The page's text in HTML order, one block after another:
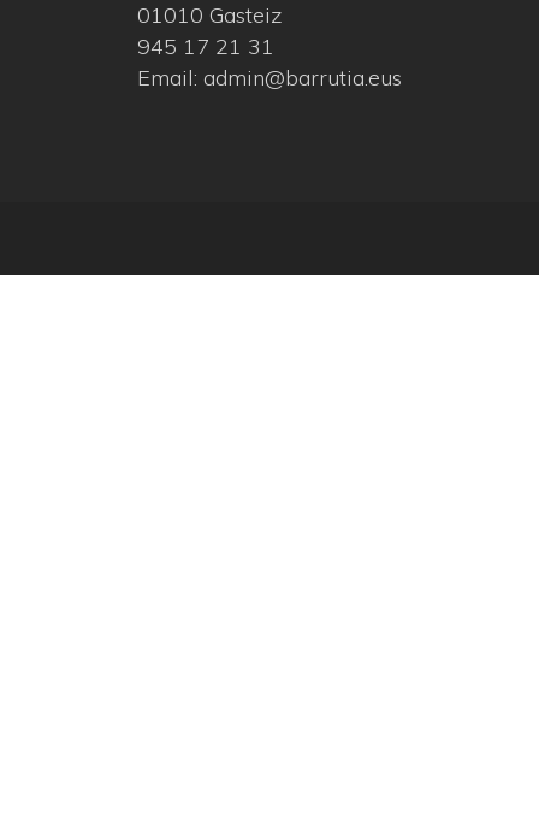
01010 Gasteiz
945 17 21 31
Email: admin@barrutia.eus